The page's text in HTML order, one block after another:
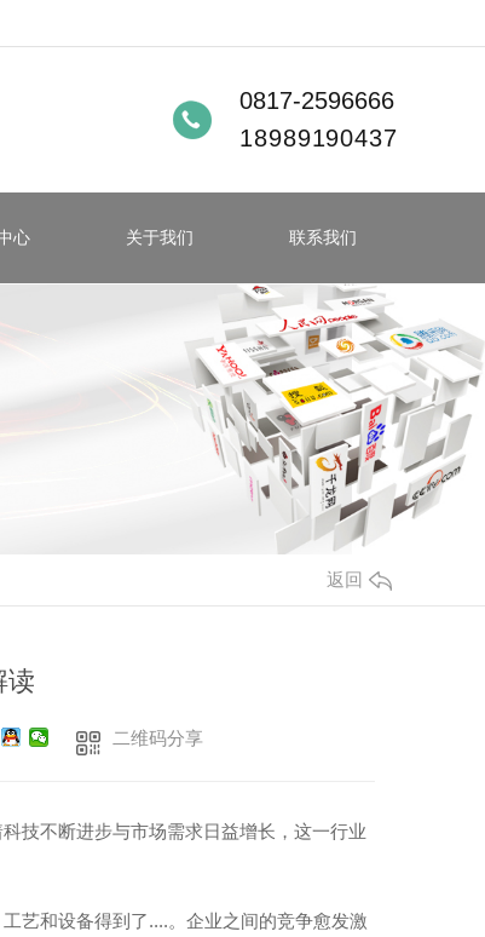
0817-2596666
18989190437
心 关于我们 联系我们
返回
读
二维码分享
技不断进步与市场需求日益增长，这一行业
艺和设备得到了....。企业之间的竞争愈发激